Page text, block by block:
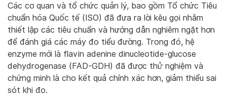
Các cơ quan và tổ chức quản lý, bao gồm Tổ chức Tiêu
chuẩn hóa Quốc tế (ISO) đã đưa ra lời kêu gọi nhằm
thiết lập các tiêu chuẩn và hướng dẫn nghiêm ngặt hơn
để đánh giá các máy đo tiểu đường. Trong đó, hệ
enzyme mới là flavin adenine dinucleotide-glucose
dehydrogenase (FAD-GDH) đã được thử nghiệm và
chứng minh là cho kết quả chính xác hơn, giảm thiểu sai
sót khi đo.